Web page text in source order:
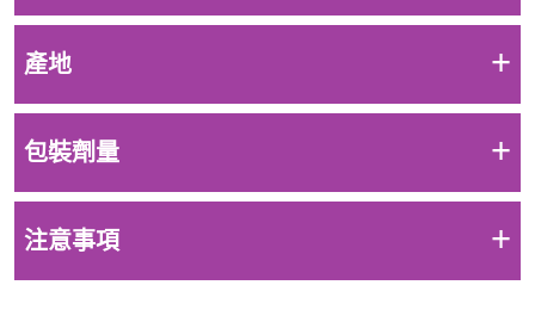
產地 +
包裝劑量 +
注意事項 +